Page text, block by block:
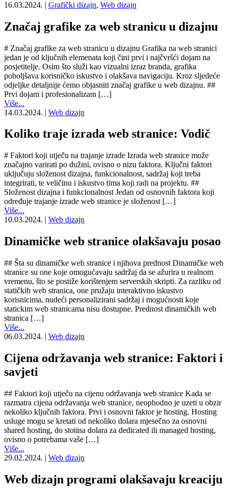
16.03.2024. | Grafički dizajn, Web dizajn
Značaj grafike za web stranicu u dizajnu
# Značaj grafike za web stranicu u dizajnu Grafika na web stranici
jedan je od ključnih elemenata koji čini prvi i najčvršći dojam na
posjetitelje. Osim što služi kao vizualni izraz branda, grafika
poboljšava korisničko iskustvo i olakšava navigaciju. Kroz sljedeće
odjeljke detaljnije ćemo objasniti značaj grafike u web dizajnu. ##
Prvi dojam i profesionalizam […]
Više...
14.03.2024. | Web dizajn
Koliko traje izrada web stranice: Vodič
# Faktori koji utječu na trajanje izrade Izrada web stranice može
značajno varirati po dužini, ovisno o nizu faktora. Ključni faktori
uključuju složenost dizajna, funkcionalnost, sadržaj koji treba
integrirati, te veličinu i iskustvo tima koji radi na projektu. ##
Složenost dizajna i funkcionalnost Jedan od osnovnih faktora koji
određuje trajanje izrade web stranice je složenost […]
Više...
10.03.2024. | Web dizajn
Dinamičke web stranice olakšavaju posao
## Šta su dinamičke web stranice i njihova prednost Dinamičke web
stranice su one koje omogućavaju sadržaj da se ažurira u realnom
vremenu, što se postiže korištenjem serverskih skripti. Za razliku od
statičkih web stranica, one pružaju interaktivno iskustvo
korisnicima, nudeći personalizirani sadržaj i mogućnosti koje
statickim web stranicama nisu dostupne. Prednost dinamičkih web
stranica […]
Više...
06.03.2024. | Web dizajn
Cijena održavanja web stranice: Faktori i
savjeti
## Faktori koji utječu na cijenu održavanja web stranice Kada se
razmatra cijena održavanja web stranice, neophodno je uzeti u obzir
nekoliko ključnih faktora. Prvi i osnovni faktor je hosting. Hosting
usluge mogu se kretati od nekoliko dolara mjesečno za osnovni
shared hosting, do stotina dolara za dedicated ili managed hosting,
ovisno o potrebama vaše […]
Više...
29.02.2024. | Web dizajn
Web dizajn programi olakšavaju kreaciju